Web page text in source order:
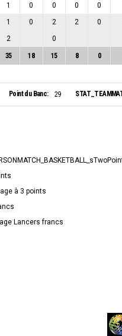
1 0 0 0 0
1 0 2 2 0
2 0
35 18 15 8 0
Point du Banc: 29
à 3 points
Lancers francs